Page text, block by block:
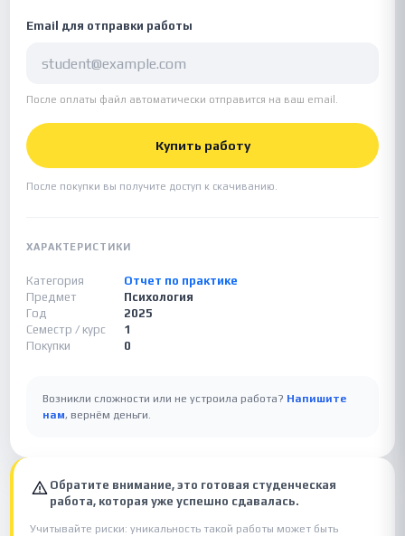
Email для отправки работы
После оплаты файл автоматически отправится на ваш email.
Купить работу
После покупки вы получите доступ к скачиванию.
ХАРАКТЕРИСТИКИ
Категория
Отчет по практике
Предмет
Психология
Год
2025
Семестр / курс
1
Покупки
0
Возникли сложности или не устроила работа? Напишите
нам, вернём деньги.
Обратите внимание, это готовая студенческая
работа, которая уже успешно сдавалась.
Учитывайте риски: уникальность такой работы может быть